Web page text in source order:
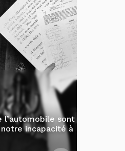
l’automobile sont
incapacité à